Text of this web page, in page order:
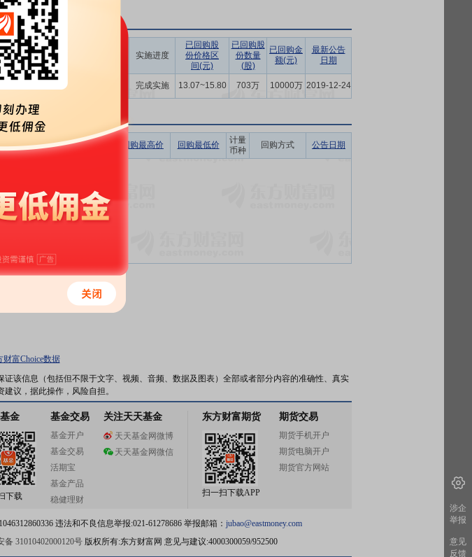
占公告前
一日总股
本比例(%)
计划回购
金额区间
(元)
实施进度
已回购股
份价格区
间(元)
已回购股
份数量
(股)
已回购金
额(元)
最新公告
日期
5000万
~1.00亿
完成实施 13.07~15.80 703万 10000万 2019-12-24
涨跌幅 回购数量 回购金额 回购最高价 回购最低价
计量
币种
回购方式 公告日期
暂无数据
财富Choice数据
该信息（包括但不限于文字、视频、音频、数据及图表）全部或者部分内容的准确性、真实
议，据此操作，风险自担。
金
下载
基金交易
基金开户
基金交易
活期宝
基金产品
稳健理财
关注天天基金
天天基金网微博
天天基金网微信
东方财富期货
扫一扫下载APP
期货交易
期货手机开户
期货电脑开户
期货官方网站
违法和不良信息举报:021-61278686 举报邮箱： jubao@eastmoney.com
备 31010402000120号版权所有:东方财富网 意见与建议:4000300059/952500
涉企
举报
意见
反馈